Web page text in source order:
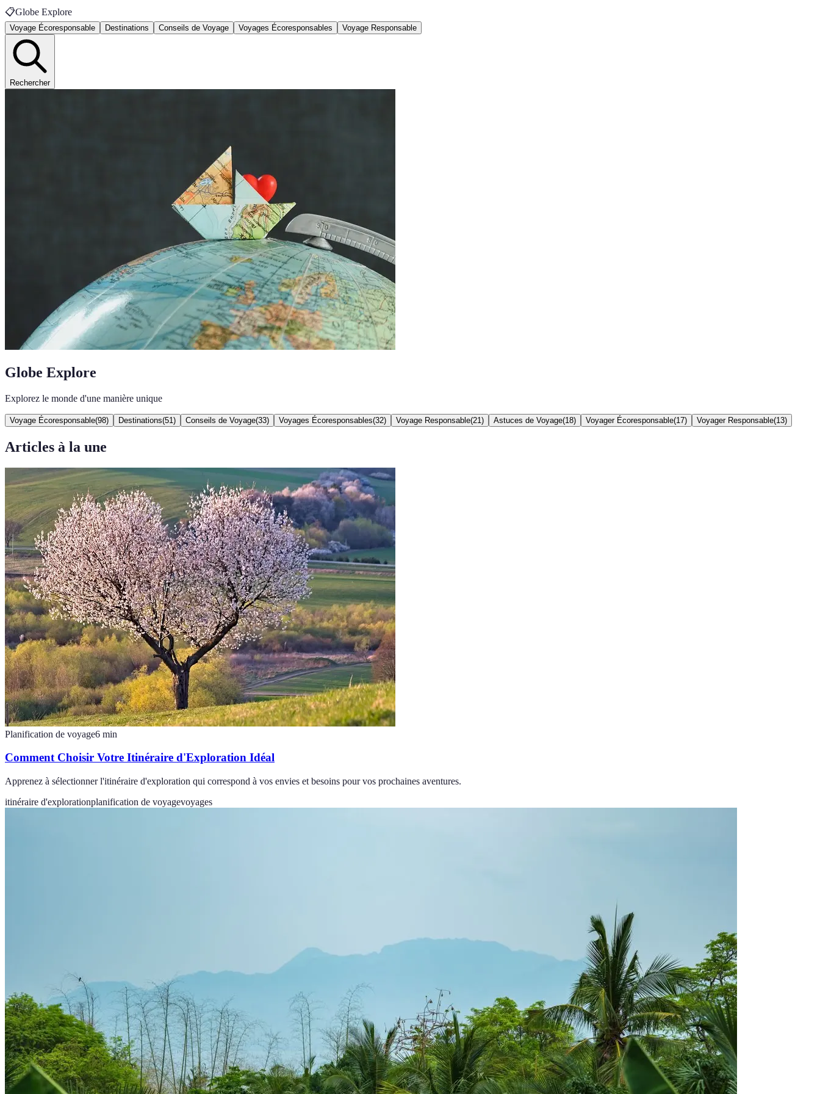
📋Globe Explore
Voyage Écoresponsable Destinations Conseils de Voyage Voyages Écoresponsables Voyage Responsable
Rechercher
Globe Explore
Explorez le monde d'une manière unique
Voyage Écoresponsable(98) Destinations(51 ) Conseils de Voyage(33) Voyages Écoresponsables(32) Voyage Responsable(21 ) Astuces de Voyage(18) Voyager Écoresponsable(17) Voyager Responsable(13)
Articles à la une
Planification de voyage6 min
Comment Choisir Votre Itinéraire d'Exploration Idéal
Apprenez à sélectionner l'itinéraire d'exploration qui correspond à vos envies et besoins pour vos prochaines aventures.
itinéraire d'explorationplanification de voyagevoyages